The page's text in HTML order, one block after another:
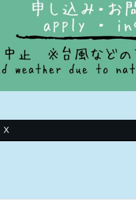
X